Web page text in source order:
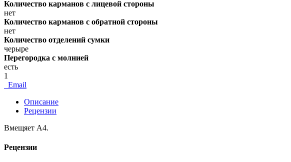
Количество карманов с лицевой стороны
нет
Количество карманов с обратной стороны
нет
Количество отделений сумки
черыре
Перегородка с молнией
есть
1
Email
Описание
Рецензии
Вмещяет А4.
Рецензии